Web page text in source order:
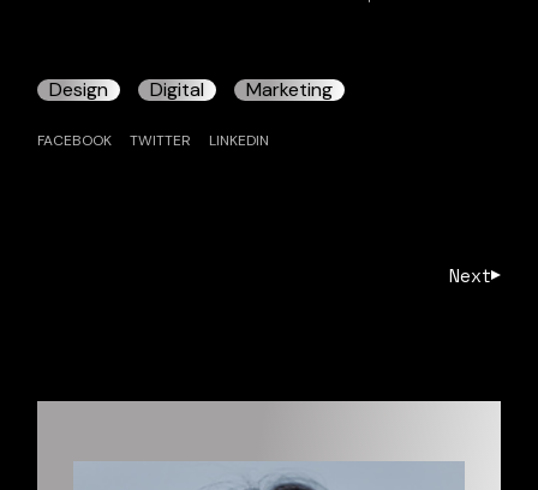
Design Digital Marketing
FACEBOOK TWITTER LINKEDIN
Next